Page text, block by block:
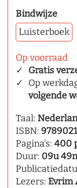
Bindwijze
Luisterboek
Op voorraad
Gratis
Op
volgende
Taal:
ISBN:
Pagina's: 400
Duur: 09u
Lezers: Evrim